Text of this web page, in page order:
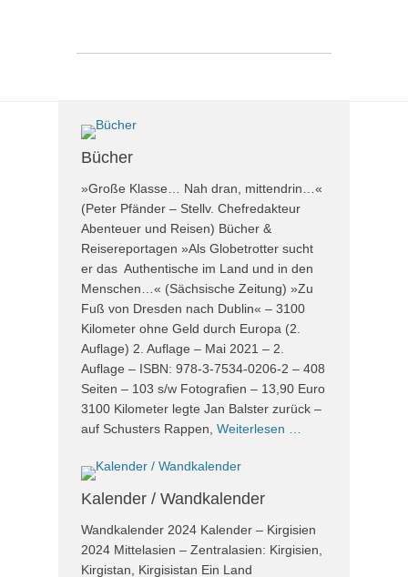
Bücher
»Große Klasse… Nah dran, mittendrin…«
(Peter Pfänder – Stellv. Chefredakteur
Abenteuer und Reisen) Bücher &
Reisereportagen »Als Globetrotter sucht
er das Authentische im Land und in den
Menschen…« (Sächsische Zeitung) »Zu
Fuß von Dresden nach Dublin« – 3100
Kilometer ohne Geld durch Europa (2.
Auflage) 2. Auflage – Mai 2021 – 2.
Auflage – ISBN: 978-3-7534-0206-2 – 408
Seiten – 103 s/w Fotografien – 13,90 Euro
3100 Kilometer legte Jan Balster zurück –
auf Schusters Rappen, Weiterlesen …
Kalender / Wandkalender
Wandkalender 2024 Kalender – Kirgisien
2024 Mittelasien – Zentralasien: Kirgisien,
Kirgistan, Kirgisistan Ein Land